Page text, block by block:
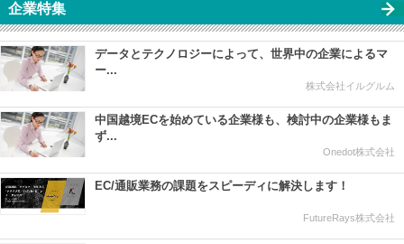
企業特集
データとテクノロジーによって、世界中の企業によるマ
ー...
株式会社イルグルム
中国越境ECを始めている企業様も、検討中の企業様もま
ず...
Onedot株式会社
EC/通販業務の課題をスピーディに解決します！
FutureRays株式会社